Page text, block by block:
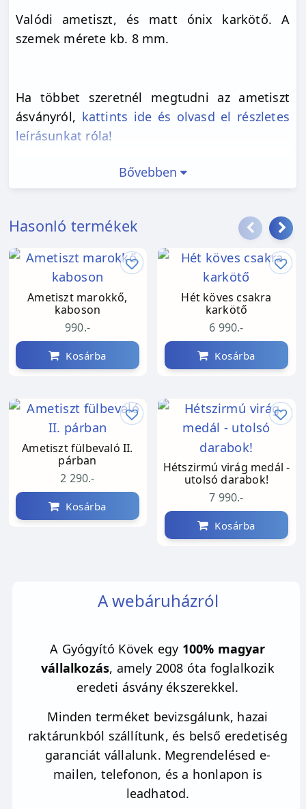
Valódi ametiszt, és matt ónix karkötő. A
szemek mérete kb. 8 mm.
Ha többet szeretnél megtudni az ametiszt
ásványról, kattints ide és olvasd el részletes
leírásunkat róla!
Bővebben
Hasonló termékek
Ametiszt marokkő,
kaboson
990.-
Kosárba
Ametiszt fülbevaló II.
párban
2 290.-
Kosárba
Hét köves csakra
karkötő
6 990.-
Kosárba
Hétszirmú virág medál -
utolsó darabok!
7 990.-
Kosárba
A webáruházról
A Gyógyító Kövek egy 100% magyar
vállalkozás, amely 2008 óta foglalkozik
eredeti ásvány ékszerekkel.
Minden terméket bevizsgálunk, hazai
raktárunkból szállítunk, és belső eredetiség
garanciát vállalunk. Megrendelésed e-
mailen, telefonon, és a honlapon is
leadhatod.